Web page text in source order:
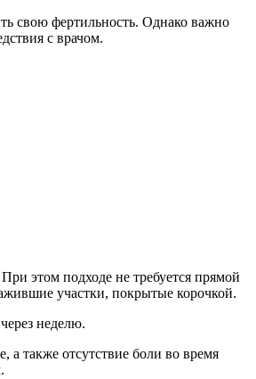
свою фертильность. Однако важно
с врачом.
этом подходе не требуется прямой
участки, покрытые корочкой.
неделю.
а также отсутствие боли во время